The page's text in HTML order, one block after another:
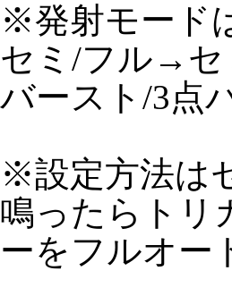
※発射モード
セミ/フル→
バースト/3点
※設定方法は
鳴ったらトリ
ーをフルオー